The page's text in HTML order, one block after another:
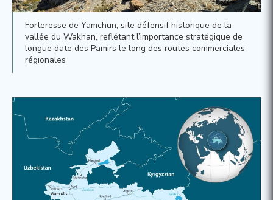
Forteresse de Yamchun, site défensif historique de la
vallée du Wakhan, reflétant l’importance stratégique de
longue date des Pamirs le long des routes commerciales
régionales